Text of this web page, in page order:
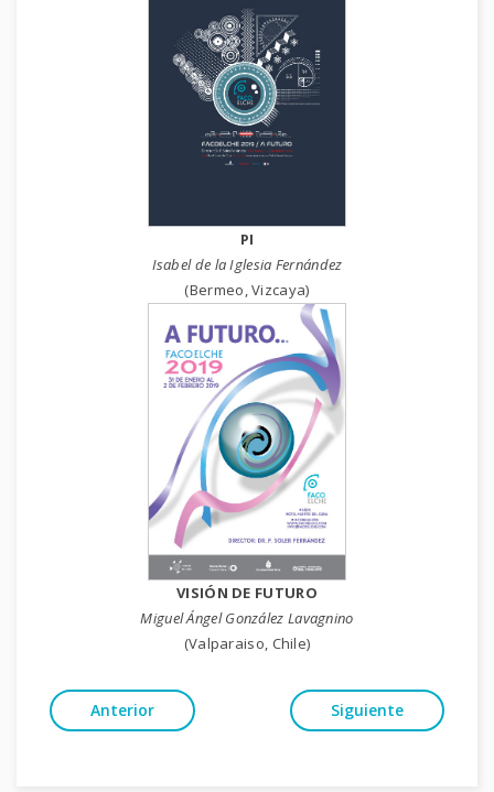
PI
Isabel de la Iglesia Fernández
(Bermeo, Vizcaya)
VISIÓN DE FUTURO
Miguel Ángel González Lavagnino
(Valparaiso, Chile)
Anterior Siguiente